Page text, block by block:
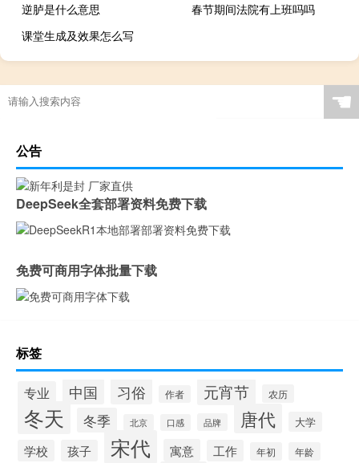
逆胪是什么意思
春节期间法院有上班吗吗
课堂生成及效果怎么写
☚
公告
DeepSeek全套部署资料免费下载
免费可商用字体批量下载
标签
专业 中国 习俗 作者 元宵节 农历
冬天 冬季 北京 口感 品牌 唐代 大学
学校 孩子 宋代 寓意 工作 年初 年龄